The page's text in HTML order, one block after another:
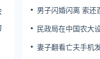
男子闪婚闪离 索还
民政局在中国农大
妻子翻看亡夫手机